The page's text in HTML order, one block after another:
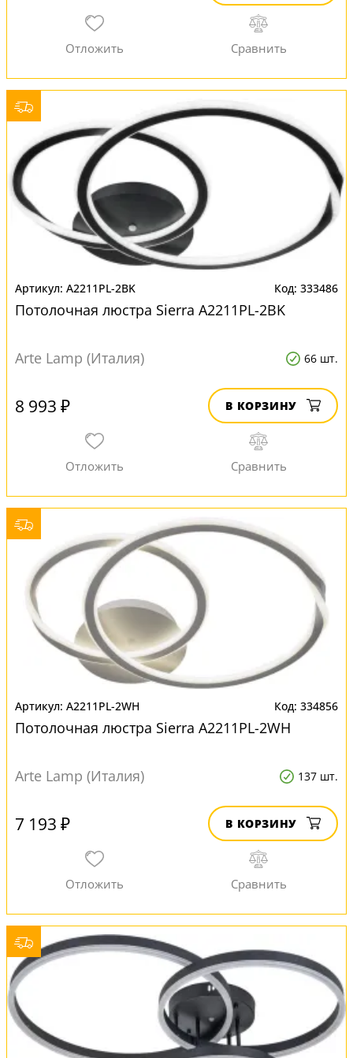
A2211PL-2BK 333486
Потолочная люстра Sierra A2211PL-2BK
Arte Lamp (Италия) 66 шт.
8 993 ₽ В КОРЗИНУ
A2211PL-2WH 334856
Потолочная люстра Sierra A2211PL-2WH
Arte Lamp (Италия) 137 шт.
7 193 ₽ В КОРЗИНУ